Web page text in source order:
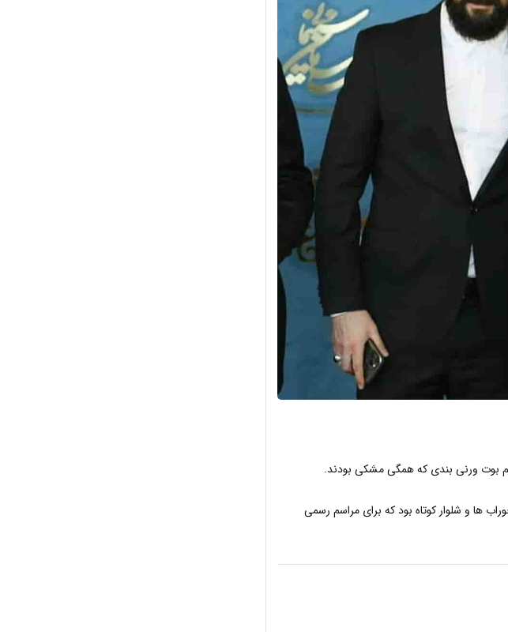
نیم بوت ورنی بندی که همگی مشکی بودند.
ها و شلوار کوتاه بود که برای مراسم رسمی